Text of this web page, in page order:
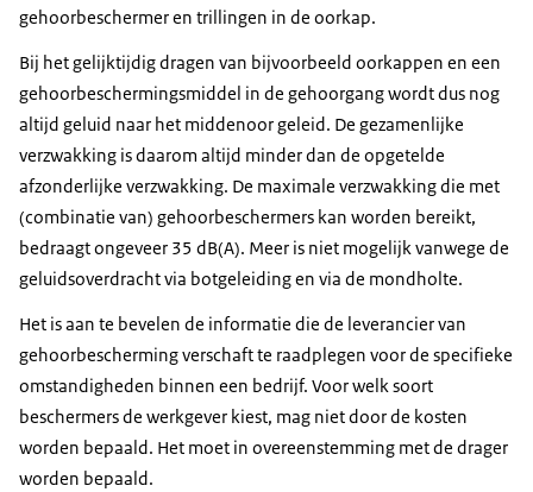
gehoorbeschermer en trillingen in de oorkap.
Bij het gelijktijdig dragen van bijvoorbeeld oorkappen en een
gehoorbeschermingsmiddel in de gehoorgang wordt dus nog
altijd geluid naar het middenoor geleid. De gezamenlijke
verzwakking is daarom altijd minder dan de opgetelde
afzonderlijke verzwakking. De maximale verzwakking die met
(combinatie van) gehoorbeschermers kan worden bereikt,
bedraagt ongeveer 35 dB(A). Meer is niet mogelijk vanwege de
geluidsoverdracht via botgeleiding en via de mondholte.
Het is aan te bevelen de informatie die de leverancier van
gehoorbescherming verschaft te raadplegen voor de specifieke
omstandigheden binnen een bedrijf. Voor welk soort
beschermers de werkgever kiest, mag niet door de kosten
worden bepaald. Het moet in overeenstemming met de drager
worden bepaald.